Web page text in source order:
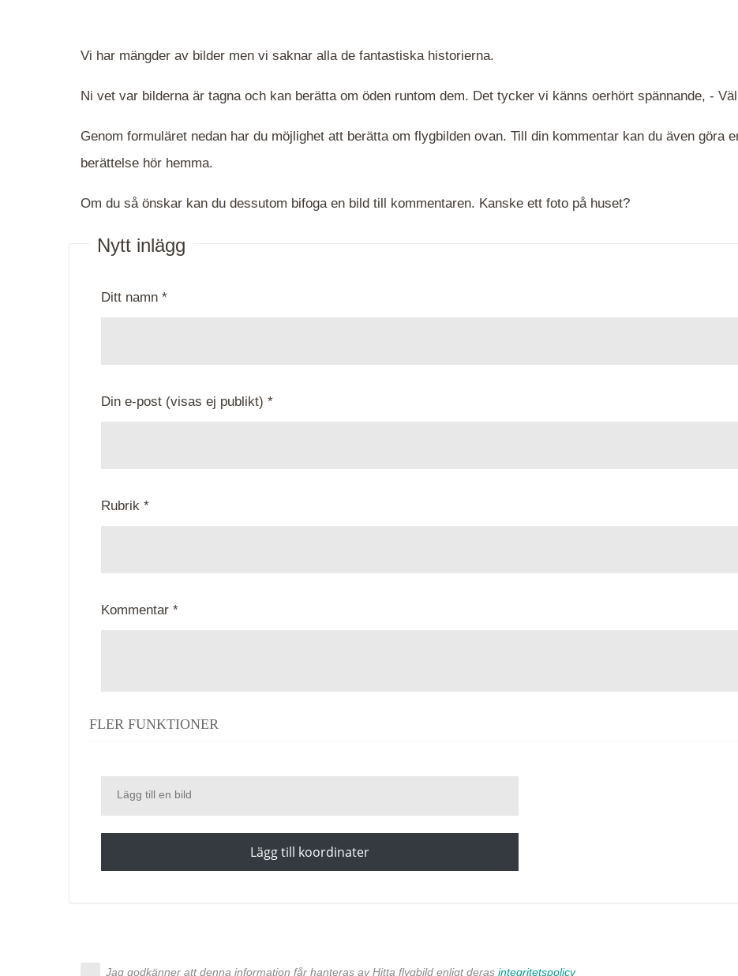
Vi har mängder av bilder men vi saknar alla de fantastiska historierna.
Ni vet var bilderna är tagna och kan berätta om öden runtom dem. Det tycker vi känns oerhört spännande, -
Genom formuläret nedan har du möjlighet att berätta om flygbilden ovan. Till din kommentar kan du även göra
berättelse hör hemma.
Om du så önskar kan du dessutom bifoga en bild till kommentaren. Kanske ett foto på huset?
Nytt inlägg
Ditt namn *
Din e-post (visas ej publikt) *
Rubrik *
Kommentar *
FLER FUNKTIONER
Lägg till en bild
Lägg till koordinater
Jag godkänner att denna information får hanteras av Hitta flygbild enligt deras integritetspolicy